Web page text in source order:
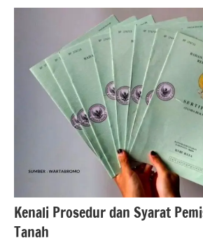
#beritalampung,
#kabupatentulangbawangbarat
Kenali Prosedur dan Syarat
Tanah